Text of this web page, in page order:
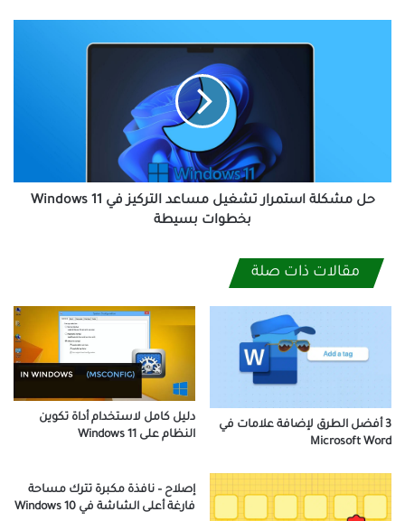
11
بخطوات
حل مشكلة استمرار تشغيل مساعد التركيز في Windows 11
بخطوات بسيطة
مقالات ذات صلة
دليل كامل لاستخدام أداة تكوين
النظام على Windows 11
3 أفضل الطرق لإضافة علامات في
Microsoft Word
إصلاح – نافذة مكبرة تترك مساحة
فارغة أعلى الشاشة في Windows 10